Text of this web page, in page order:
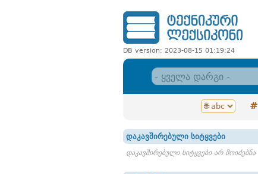
DB version: 2023-08-15 01:19:24
#
დაკავშირებული სიტყვები
დაკავშირებული სიტყვები არ მოიძებნა